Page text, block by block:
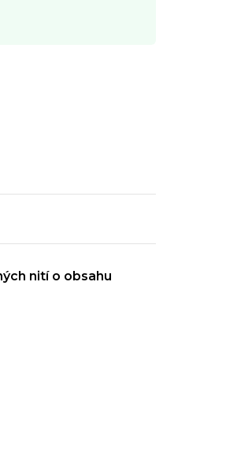
nití o obsahu